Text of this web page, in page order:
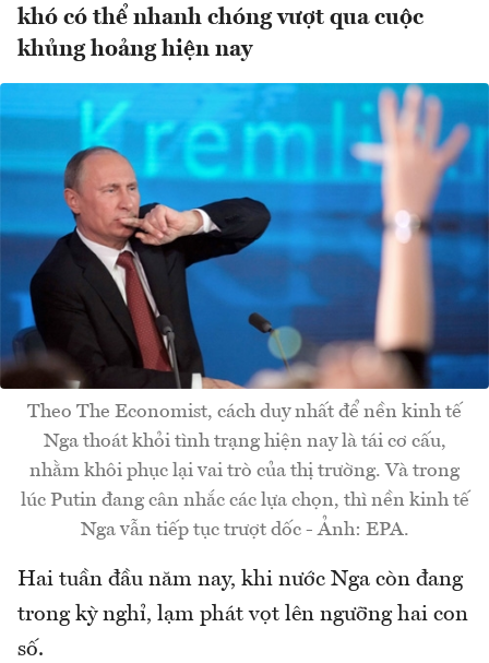
khó có thể nhanh chóng vượt qua cuộc
khủng hoảng hiện nay
Theo The Economist, cách duy nhất để nền kinh tế
Nga thoát khỏi tình trạng hiện nay là tái cơ cấu,
nhằm khôi phục lại vai trò của thị trường. Và trong
lúc Putin đang cân nhắc các lựa chọn, thì nền kinh tế
Nga vẫn tiếp tục trượt dốc - Ảnh: EPA.
Hai tuần đầu năm nay, khi nước Nga còn đang
trong kỳ nghỉ, lạm phát vọt lên ngưỡng hai con
số.